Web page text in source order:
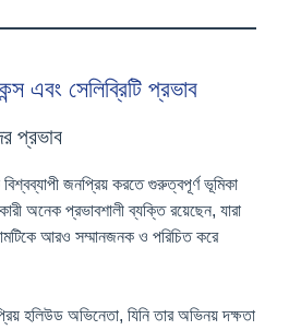
এবং সেলিব্রিটি প্রভাব
প্রভাব
জনপ্রিয় করতে গুরুত্বপূর্ণ ভূমিকা
অনেক প্রভাবশালী ব্যক্তি রয়েছেন, যারা
আরও সম্মানজনক ও পরিচিত করে
হলিউড অভিনেতা, যিনি তার অভিনয় দক্ষতা